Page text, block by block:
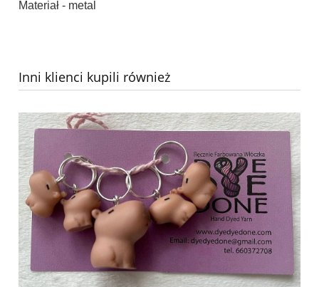
Materiał - metal
Inni klienci kupili również